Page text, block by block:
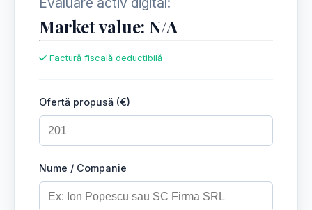
Market value: N/A
Factură fiscală deductibilă
Ofertă propusă (€)
Nume / Companie